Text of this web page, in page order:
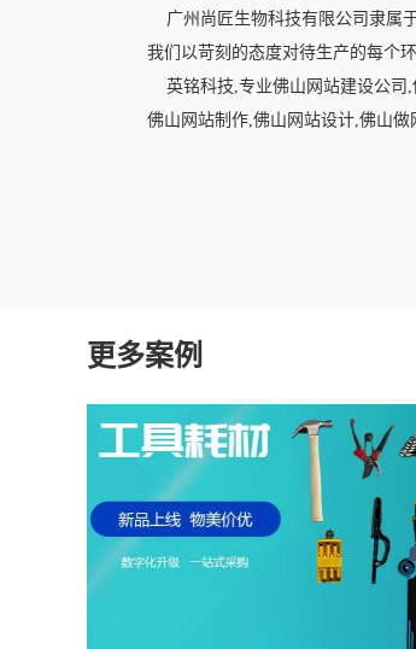
广州尚匠生物科技有限公司隶属
我们以苛刻的态度对待生产的每个
英铭科技,专业佛山网站建设公司,
佛山网站制作,佛山网站设计,佛山
更多案例